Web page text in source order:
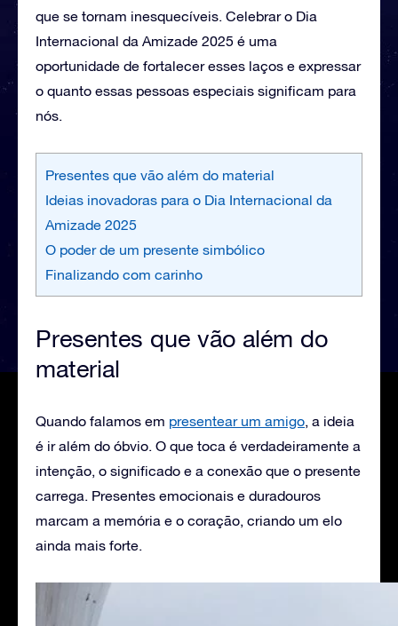
que se tornam inesquecíveis. Celebrar o Dia
Internacional da Amizade 2025 é uma
oportunidade de fortalecer esses laços e expressar
o quanto essas pessoas especiais significam para
nós.
Presentes que vão além do material
Ideias inovadoras para o Dia Internacional da
Amizade 2025
O poder de um presente simbólico
Finalizando com carinho
Presentes que vão além do
material
Quando falamos em presentear um amigo, a ideia
é ir além do óbvio. O que toca é verdadeiramente a
intenção, o significado e a conexão que o presente
carrega. Presentes emocionais e duradouros
marcam a memória e o coração, criando um elo
ainda mais forte.